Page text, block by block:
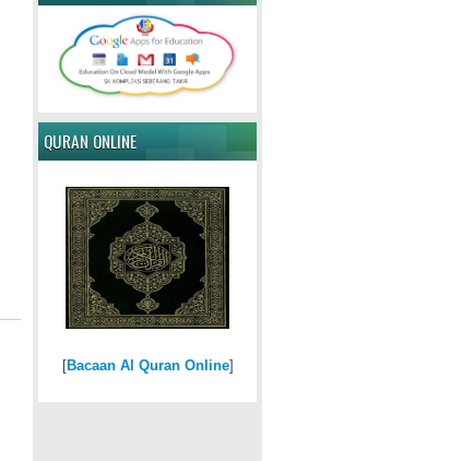
QURAN ONLINE
[Bacaan Al Quran Online]